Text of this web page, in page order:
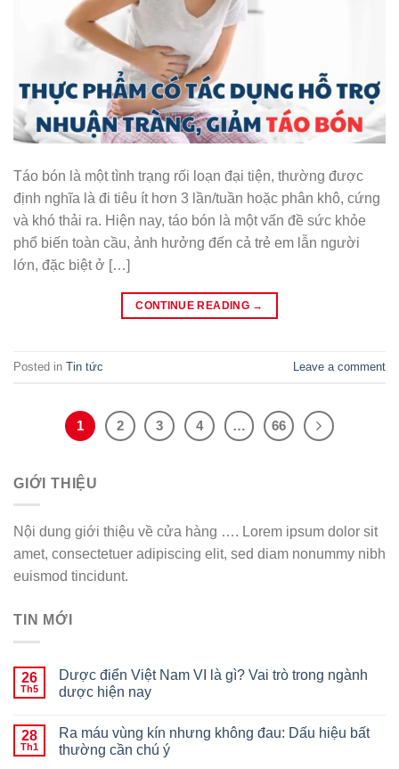
Táo bón là một tình trạng rối loạn đại tiện, thường được
định nghĩa là đi tiêu ít hơn 3 lần/tuần hoặc phân khô, cứng
và khó thải ra. Hiện nay, táo bón là một vấn đề sức khỏe
phổ biến toàn cầu, ảnh hưởng đến cả trẻ em lẫn người
lớn, đặc biệt ở […]
CONTINUE READING →
Posted in Tin tức Leave a comment
1 2 3 4 … 66
GIỚI THIỆU
Nội dung giới thiệu về cửa hàng …. Lorem ipsum dolor sit
amet, consectetuer adipiscing elit, sed diam nonummy nibh
euismod tincidunt.
TIN MỚI
26
Th5
Dược điển Việt Nam VI là gì? Vai trò trong ngành
dược hiện nay
28
Th1
Ra máu vùng kín nhưng không đau: Dấu hiệu bất
thường cần chú ý